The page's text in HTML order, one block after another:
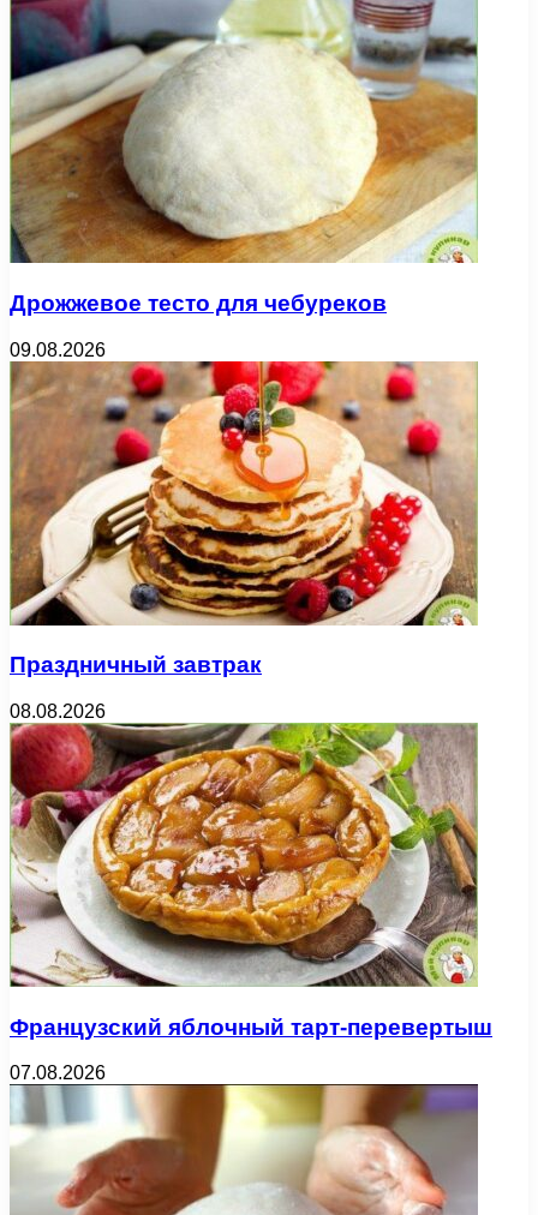
Дрожжевое тесто для чебуреков
09.08.2026
Праздничный завтрак
08.08.2026
Французский яблочный тарт-перевертыш
07.08.2026